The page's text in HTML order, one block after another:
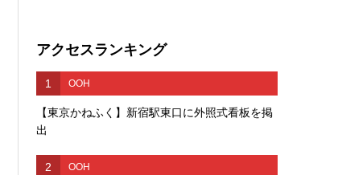
アクセスランキング
1 OOH
【東京かねふく】新宿駅東口に外照式看板を掲
出
2 OOH